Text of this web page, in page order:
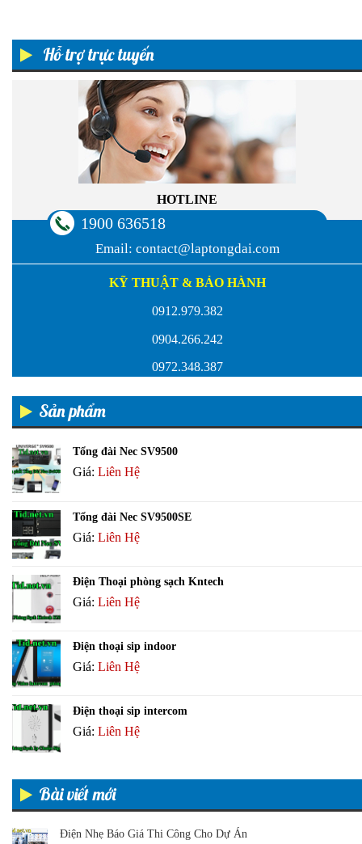
Hỗ trợ trực tuyến
HOTLINE
1900 636518
Email: contact@laptongdai.com
KỸ THUẬT & BẢO HÀNH
0912.979.382
0904.266.242
0972.348.387
Sản phẩm
Tổng đài Nec SV9500
Giá: Liên Hệ
Tổng đài Nec SV9500SE
Giá: Liên Hệ
Điện Thoại phòng sạch Kntech
Giá: Liên Hệ
Điện thoại sip indoor
Giá: Liên Hệ
Điện thoại sip intercom
Giá: Liên Hệ
Bài viết mới
Điện Nhẹ Báo Giá Thi Công Cho Dự Án